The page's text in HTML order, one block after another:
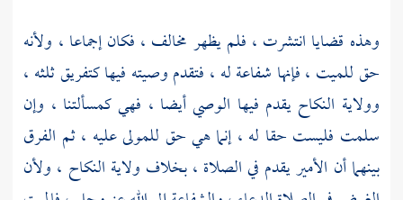
وهذه قضايا انتشرت ، فلم يظهر مخالف ، فكان إجماعا ، ولأنه
حق للميت ، فإنها شفاعة له ، فتقدم وصيته فيها كتفريق ثلثه ،
وولاية النكاح يقدم فيها الوصي أيضا ، فهي كمسألتنا ، وإن
سلمت فليست حقا له ، إنما هي حق للمولى عليه ، ثم الفرق
بينهما أن الأمير يقدم في الصلاة ، بخلاف ولاية النكاح ، ولأن